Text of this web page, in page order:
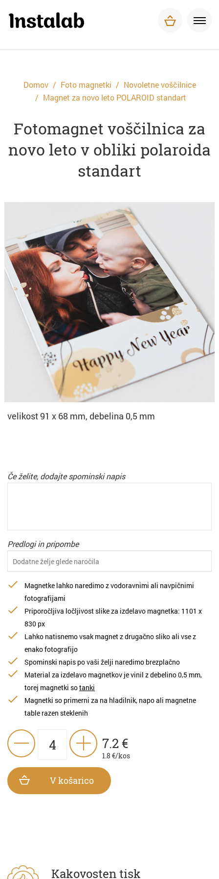
Tisk za podjetja
Dostava in plačilo
Kontakt
Domov Foto magnetki
Novoletne voščilnice
Magnet za novo leto POLAROID standart
Fotomagnet voščilnica za
novo leto v obliki polaroida
standart
velikost 91 x 68 mm, debelina 0,5 mm
Če želite, dodajte spominski napis
Predlogi in pripombe
Magnetke lahko naredimo z vodoravnimi ali navpičnimi
fotografijami
Priporočljiva ločljivost slike za izdelavo magnetka: 1101 х
830 px
Lahko natisnemo vsak magnet z drugačno sliko ali vse z
enako fotografijo
Spominski napis po vaši želji naredimo brezplačno
Material za izdelavo magnetkov je vinil z debelino 0,5 mm,
torej magnetki sotanki
Magnetki so primerni za na hladilnik, napo ali magnetne
table razen steklenih
7.2 €
1.8 €/kos
V košarico
Kakovosten tisk